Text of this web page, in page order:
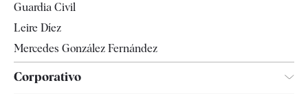
Guardia Civil
Leire Díez
Mercedes González Fernández
Corporativo